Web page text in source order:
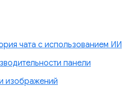
чата с использованием ИИ
панели
изображений